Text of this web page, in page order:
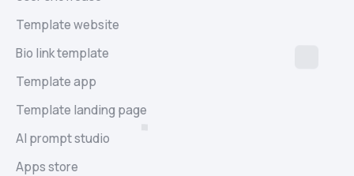
Template website
Bio link template
Template app
Template landing page
AI prompt studio
Apps store